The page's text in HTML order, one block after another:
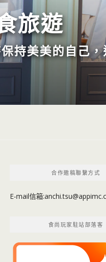
旅遊
持美美的自己
合作邀稿聯繫方式
E-mail信箱:
食尚玩家駐站部落客